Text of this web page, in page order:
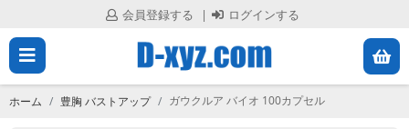
会員登録する ログインする
ニ
会
員
登
録
ホーム 豊胸 バストアップ ガウクルア バイオ 100カプセル